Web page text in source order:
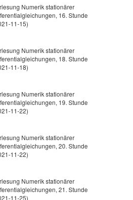
Numerik stationärer
16. Stunde
11-15)
Numerik stationärer
18. Stunde
11-18)
Numerik stationärer
19. Stunde
11-22)
Numerik stationärer
20. Stunde
11-22)
Numerik stationärer
21. Stunde
11-25)